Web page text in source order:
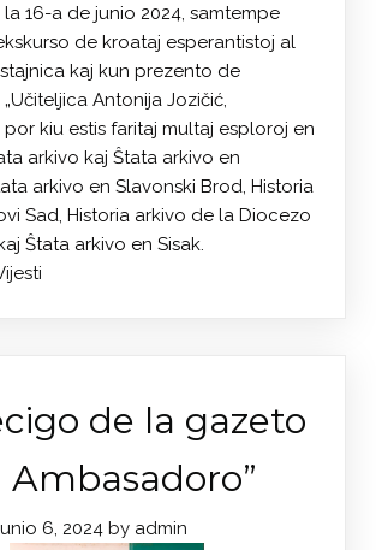
16-a de junio 2024, samtempe
de kroataj esperantistoj al
kaj kun prezento de
Antonija Jozičić,
por kiu estis faritaj multaj esploroj en
arkivo kaj Ŝtata arkivo en
arkivo en Slavonski Brod, Historia
Sad, Historia arkivo de la Diocezo
Ŝtata arkivo en Sisak.
de la gazeto
Ambasadoro”
6, 2024 by admin